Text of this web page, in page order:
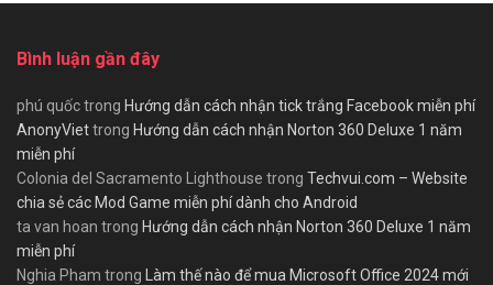
Bình luận gần đây
phú quốctrong Hướng dẫn cách nhận tick trắng Facebook miễn phí
AnonyViettrong Hướng dẫn cách nhận Norton 360 Deluxe 1 năm
miễn phí
Colonia del Sacramento Lighthouse trong Techvui.com – Website
chia sẻ các Mod Game miễn phí dành cho Android
ta van hoan trong Hướng dẫn cách nhận Norton 360 Deluxe 1 năm
miễn phí
Nghia Pham trong Làm thế nào để mua Microsoft Office 2024 mới